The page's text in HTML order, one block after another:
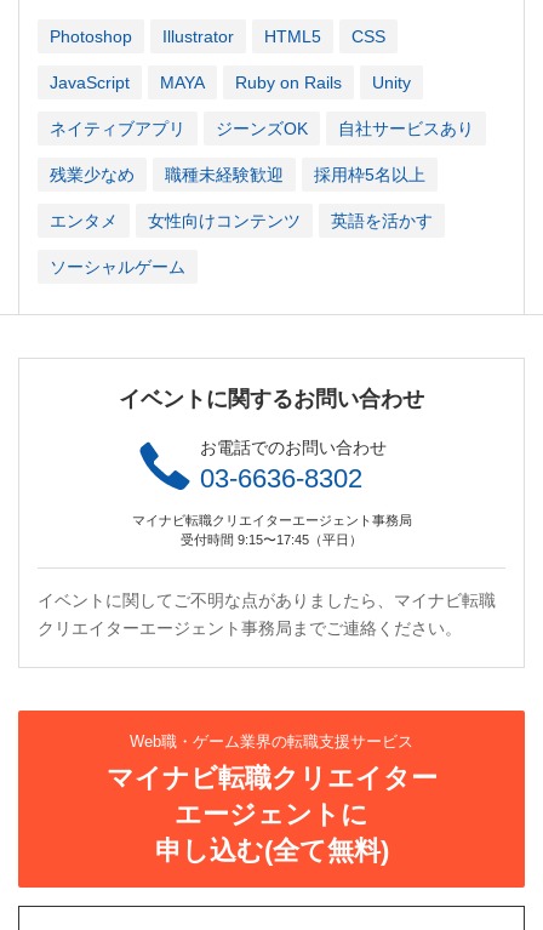
Photoshop Illustrator HTML5 CSS
JavaScript MAYA Ruby on Rails Unity
ネイティブアプリ ジーンズOK 自社サービスあり
残業少なめ 職種未経験歓迎 採用枠5名以上
エンタメ 女性向けコンテンツ 英語を活かす
ソーシャルゲーム
イベントに関するお問い合わせ
お電話でのお問い合わせ
03-6636-8302
マイナビ転職クリエイターエージェント事務局
受付時間 9:15〜17:45（平日）
イベントに関してご不明な点がありましたら、マイナビ転職
クリエイターエージェント事務局までご連絡ください。
Web職・ゲーム業界の転職支援サービス
マイナビ転職クリエイター
エージェントに
申し込む(全て無料)